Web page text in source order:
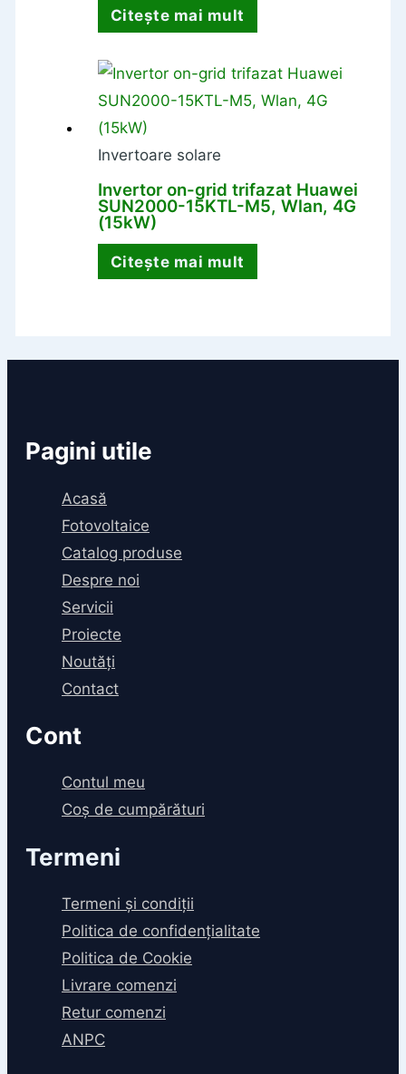
Citește mai mult
Invertoare solare
Invertor on-grid trifazat Huawei
SUN2000-15KTL-M5, Wlan, 4G
(15kW)
Citește mai mult
Pagini utile
Acasă
Fotovoltaice
Catalog produse
Despre noi
Servicii
Proiecte
Noutăți
Contact
Cont
Contul meu
Coș de cumpărături
Termeni
Termeni și condiții
Politica de confidențialitate
Politica de Cookie
Livrare comenzi
Retur comenzi
ANPC